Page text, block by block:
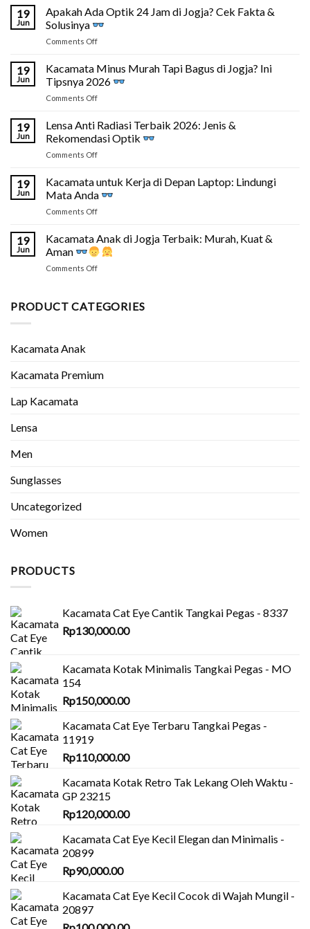
19
Jun
Apakah Ada Optik 24 Jam di Jogja? Cek Fakta &
Solusinya
Comments Offon
Ada
24
Jam
Jogja?
Cek
19
Jun
Kacamata Minus Murah Tapi Bagus di Jogja? Ini
Tipsnya 2026
Comments Offon
Minus
Tapi
Bagus
Jogja?
Ini
19
Jun
Lensa Anti Radiasi Terbaik 2026: Jenis &
Rekomendasi Optik
Comments Offon
Anti
Terbaik
2026:
&
Rekomendasi
19
Jun
Kacamata untuk Kerja di Depan Laptop: Lindungi
Mata Anda
Comments Offon
untuk
Kerja
di
Depan
Mata
19
Jun
Kacamata Anak di Jogja Terbaik: Murah, Kuat &
Aman
Comments Offon
di
Aman
PRODUCT CATEGORIES
Kacamata Anak
Kacamata Premium
Lap Kacamata
Lensa
Men
Sunglasses
Uncategorized
Women
PRODUCTS
Kacamata Cat Eye Cantik Tangkai Pegas - 8337
Rp130,000.00
Kacamata Kotak Minimalis Tangkai Pegas - MO
154
Rp150,000.00
Kacamata Cat Eye Terbaru Tangkai Pegas -
11919
Rp110,000.00
Kacamata Kotak Retro Tak Lekang Oleh Waktu -
GP 23215
Rp120,000.00
Kacamata Cat Eye Kecil Elegan dan Minimalis -
20899
Rp90,000.00
Kacamata Cat Eye Kecil Cocok di Wajah Mungil -
20897